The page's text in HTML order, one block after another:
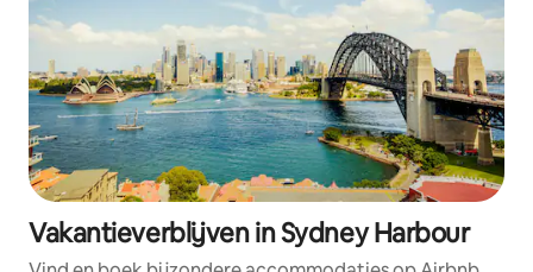
Vakantieverblijven in Sydney Harbour